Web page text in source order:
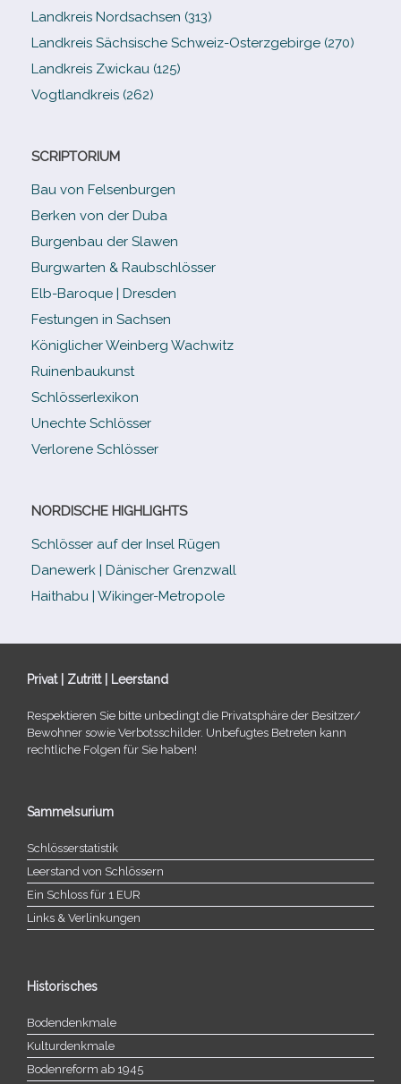
Landkreis Nordsachsen (313)
Landkreis Sächsische Schweiz-​Osterzgebirge (270)
Landkreis Zwickau (125)
Vogtlandkreis (262)
SCRIPTORIUM
Bau von Felsenburgen
Berken von der Duba
Burgenbau der Slawen
Burgwarten & Raubschlösser
Elb-​Baroque | Dresden
Festungen in Sachsen
Königlicher Weinberg Wachwitz
Ruinenbaukunst
Schlösserlexikon
Unechte Schlösser
Verlorene Schlösser
NORDISCHE HIGHLIGHTS
Schlösser auf der Insel Rügen
Danewerk | Dänischer Grenzwall
Haithabu | Wikinger-Metropole
Privat | Zutritt | Leerstand
Respektieren Sie bitte unbe­dingt die Privatsphäre der Besitzer/​
Bewohner sowie Verbotsschilder. Unbefugtes Betreten kann
recht­li­che Folgen für Sie haben!
Sammelsurium
Schlösserstatistik
Leerstand von Schlössern
Ein Schloss für 1 EUR
Links & Verlinkungen
Historisches
Bodendenkmale
Kulturdenkmale
Bodenreform ab 1945